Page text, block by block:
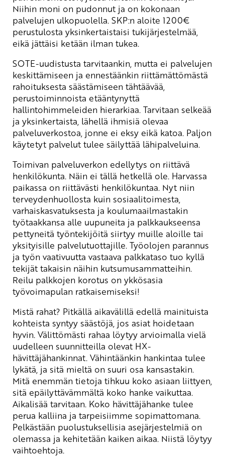
Niihin moni on pudonnut ja on kokonaan
palvelujen ulkopuolella. SKP:n aloite 1200€
perustulosta yksinkertaistaisi tukijärjestelmää,
eikä jättäisi ketään ilman tukea.
SOTE-uudistusta tarvitaankin, mutta ei palvelujen
keskittämiseen ja ennestäänkin riittämättömästä
rahoituksesta säästämiseen tähtäävää,
perustoiminnoista etääntynyttä
hallintohimmeleiden hierarkiaa. Tarvitaan selkeää
ja yksinkertaista, lähellä ihmisiä olevaa
palveluverkostoa, jonne ei eksy eikä katoa. Paljon
käytetyt palvelut tulee säilyttää lähipalveluina.
Toimivan palveluverkon edellytys on riittävä
henkilökunta. Näin ei tällä hetkellä ole. Harvassa
paikassa on riittävästi henkilökuntaa. Nyt niin
terveydenhuollosta kuin sosiaalitoimesta,
varhaiskasvatuksesta ja koulumaailmastakin
työtaakkansa alle uupuneita ja palkkaukseensa
pettyneitä työntekijöitä siirtyy muille aloille tai
yksityisille palvelutuottajille. Työolojen parannus
ja työn vaativuutta vastaava palkkataso tuo kyllä
tekijät takaisin näihin kutsumusammatteihin.
Reilu palkkojen korotus on ykkösasia
työvoimapulan ratkaisemiseksi!
Mistä rahat? Pitkällä aikavälillä edellä mainituista
kohteista syntyy säästöjä, jos asiat hoidetaan
hyvin. Välittömästi rahaa löytyy arvioimalla vielä
uudelleen suunnitteilla olevat HX-
hävittäjähankinnat. Vähintäänkin hankintaa tulee
lykätä, ja sitä mieltä on suuri osa kansastakin.
Mitä enemmän tietoja tihkuu koko asiaan liittyen,
sitä epäilyttävämmältä koko hanke vaikuttaa.
Aikalisää tarvitaan. Koko hävittäjähanke tulee
perua kalliina ja tarpeisiimme sopimattomana.
Pelkästään puolustuksellisia asejärjestelmiä on
olemassa ja kehitetään kaiken aikaa. Niistä löytyy
vaihtoehtoja.